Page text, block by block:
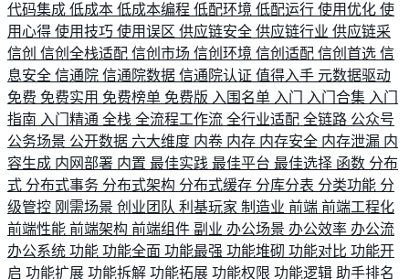
代码集成 低成本 低成本编程 低配环境 低配运行 使用优化 使
用心得 使用技巧 使用误区 供应链安全 供应链行业 供应链采
信创 信创全栈适配 信创市场 信创环境 信创适配 信创首选 信
息安全 信通院 信通院数据 信通院认证 值得入手 元数据驱动
免费 免费实用 免费榜单 免费版 入围名单 入门 入门合集 入门
指南 入门精通 全栈 全流程工作流 全行业适配 全链路 公众号
公务场景 公开数据 六大维度 内卷 内存 内存安全 内存泄漏 内
容生成 内网部署 内置 最佳实践 最佳平台 最佳选择 函数 分布
式 分布式事务 分布式架构 分布式缓存 分库分表 分类功能 分
级管控 刚需场景 创业团队 利基玩家 制造业 前端 前端工程化
前端性能 前端架构 前端组件 副业 办公场景 办公效率 办公流
办公系统 功能 功能全面 功能最强 功能堆砌 功能对比 功能开
启 功能扩展 功能拆解 功能拓展 功能权限 功能逻辑 助手排名